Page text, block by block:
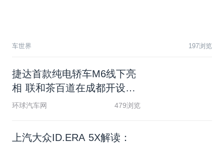
车世界 197浏览
捷达首款纯电轿车M6线下亮
相 联和茶百道在成都开设限
时快闪店
环球汽车网 479浏览
上汽大众ID.ERA 5X解读 ：